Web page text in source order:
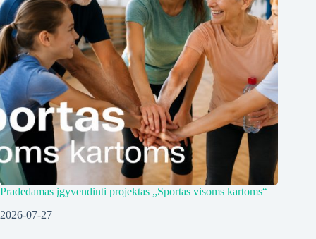
Pradedamas įgyvendinti projektas „Sportas visoms kartoms“
2026-07-27